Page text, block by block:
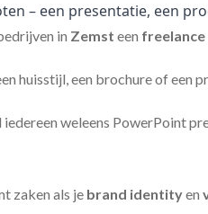
– een presentatie, een
in Zemst een freelance
huisstijl, een brochure of een
weleens PowerPoint
zaken als je brand identityen